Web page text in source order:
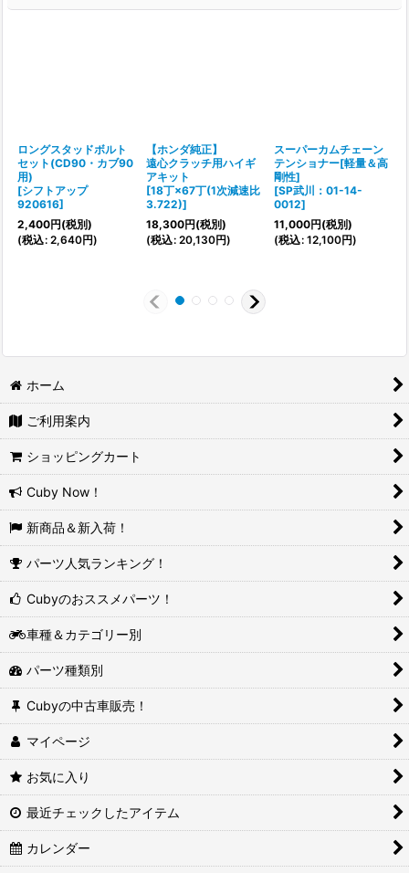
ロングスタッドボルト
セット(CD90・カブ90
用)
[シフトアップ
920616]
2,400円(税別)
(税込: 2,640円)
【ホンダ純正】
遠心クラッチ用ハイギ
アキット
[18丁×67丁(1次減速比
3.722)]
18,300円(税別)
(税込: 20,130円)
スーパーカムチェーン
テンショナー[軽量＆高
剛性]
[SP武川：01-14-
0012]
11,000円(税別)
(税込: 12,100円)
ホーム
ご利用案内
ショッピングカート
Cuby Now！
新商品＆新入荷！
パーツ人気ランキング！
Cubyのおススメパーツ！
車種＆カテゴリー別
パーツ種類別
Cubyの中古車販売！
マイページ
お気に入り
最近チェックしたアイテム
カレンダー